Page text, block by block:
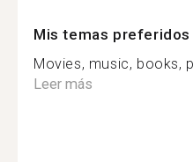
Mis temas preferidos
Movies, music, books,
Leer más